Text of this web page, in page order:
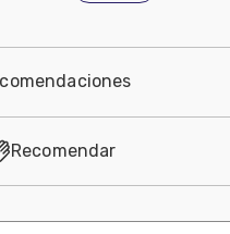
Recomendar